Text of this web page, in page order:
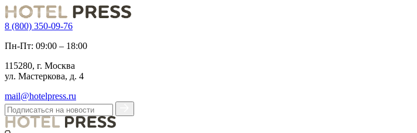
8 (800) 350-09-76
Пн-Пт: 09:00 – 18:00
115280, г. Москва
ул. Мастеркова, д. 4
mail@hotelpress.ru